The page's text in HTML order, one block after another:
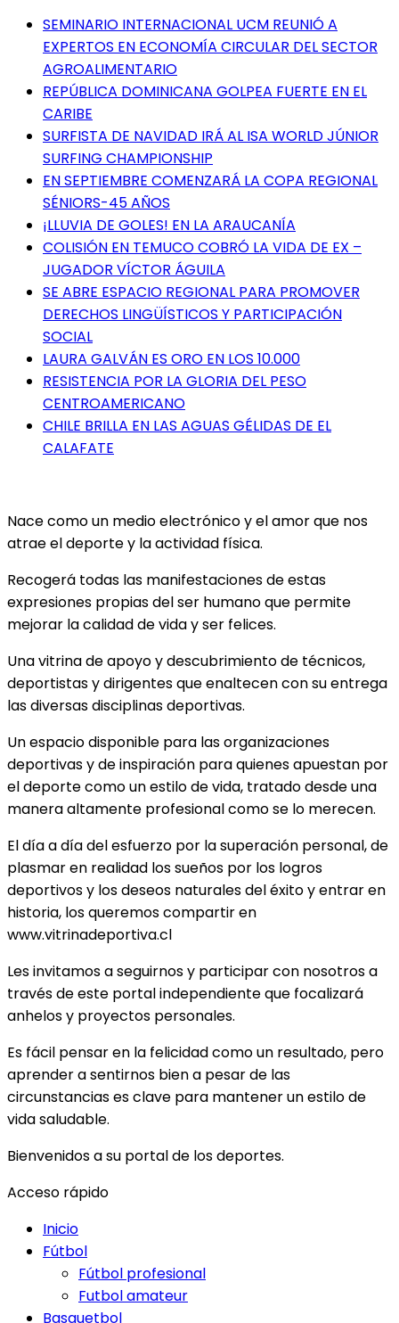
SEMINARIO INTERNACIONAL UCM REUNIÓ A
EXPERTOS EN ECONOMÍA CIRCULAR DEL SECTOR
AGROALIMENTARIO
REPÚBLICA DOMINICANA GOLPEA FUERTE EN EL
CARIBE
SURFISTA DE NAVIDAD IRÁ AL ISA WORLD JÚNIOR
SURFING CHAMPIONSHIP
EN SEPTIEMBRE COMENZARÁ LA COPA REGIONAL
SÉNIORS-45 AÑOS
¡LLUVIA DE GOLES! EN LA ARAUCANÍA
COLISIÓN EN TEMUCO COBRÓ LA VIDA DE EX –
JUGADOR VÍCTOR ÁGUILA
SE ABRE ESPACIO REGIONAL PARA PROMOVER
DERECHOS LINGÜÍSTICOS Y PARTICIPACIÓN
SOCIAL
LAURA GALVÁN ES ORO EN LOS 10.000
RESISTENCIA POR LA GLORIA DEL PESO
CENTROAMERICANO
CHILE BRILLA EN LAS AGUAS GÉLIDAS DE EL
CALAFATE
Nace como un medio electrónico y el amor que nos
atrae el deporte y la actividad física.
Recogerá todas las manifestaciones de estas
expresiones propias del ser humano que permite
mejorar la calidad de vida y ser felices.
Una vitrina de apoyo y descubrimiento de técnicos,
deportistas y dirigentes que enaltecen con su entrega
las diversas disciplinas deportivas.
Un espacio disponible para las organizaciones
deportivas y de inspiración para quienes apuestan por
el deporte como un estilo de vida, tratado desde una
manera altamente profesional como se lo merecen.
El día a día del esfuerzo por la superación personal, de
plasmar en realidad los sueños por los logros
deportivos y los deseos naturales del éxito y entrar en
historia, los queremos compartir en
www.vitrinadeportiva.cl
Les invitamos a seguirnos y participar con nosotros a
través de este portal independiente que focalizará
anhelos y proyectos personales.
Es fácil pensar en la felicidad como un resultado, pero
aprender a sentirnos bien a pesar de las
circunstancias es clave para mantener un estilo de
vida saludable.
Bienvenidos a su portal de los deportes.
Acceso rápido
Inicio
Fútbol
Fútbol profesional
Futbol amateur
Basquetbol